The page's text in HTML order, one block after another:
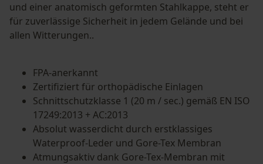
und einer anatomisch geformten Stahlkappe, steht er
für zuverlässige Sicherheit in jedem Gelände und bei
allen Witterungen..
FPA-anerkannt
Zertifiziert für orthopädische Einlagen
Schnittschutzklasse 1 (20 m / sec.) gemäß EN ISO
17249:2013 + AC:2013
Absolut wasserdicht durch erstklassiges
Waterproof-Leder und Gore-Tex Membran
Atmungsaktiv dank Gore-Tex-Membran mit